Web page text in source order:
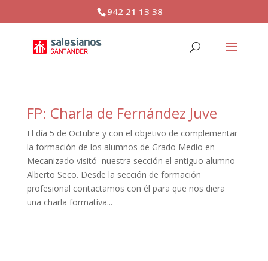
942 21 13 38
FP: Charla de Fernández Juve
El día 5 de Octubre y con el objetivo de complementar
la formación de los alumnos de Grado Medio en
Mecanizado visitó nuestra sección el antiguo alumno
Alberto Seco. Desde la sección de formación
profesional contactamos con él para que nos diera
una charla formativa...